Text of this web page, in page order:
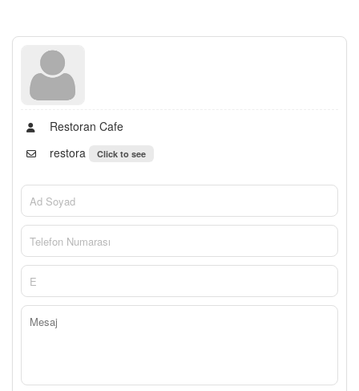
Restoran Cafe
restora
Click to see